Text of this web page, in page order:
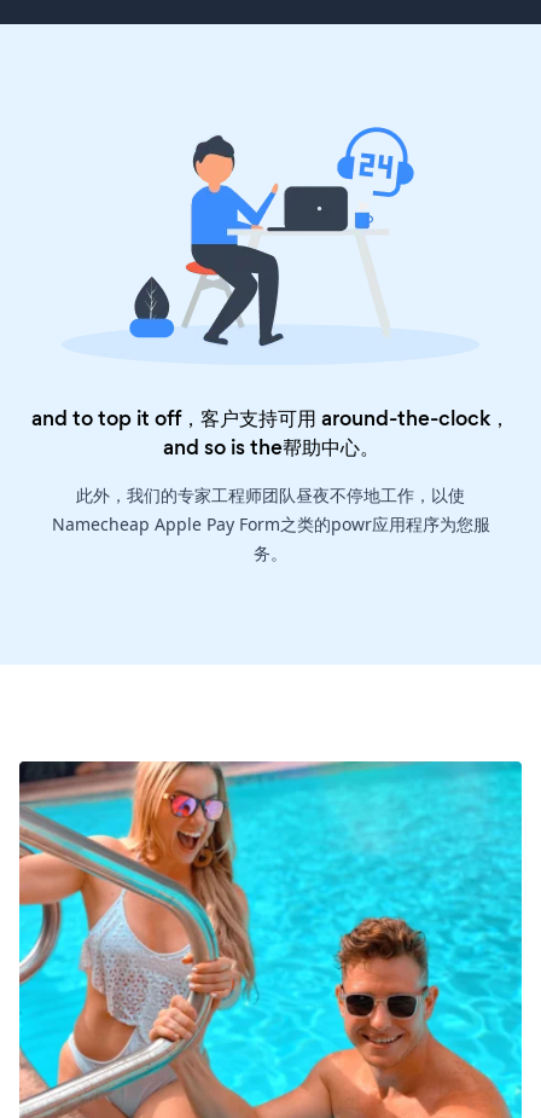
and to top it off，客户支持可用 around-the-clock，
and so is the帮助中心。
此外，我们的专家工程师团队昼夜不停地工作，以使
Namecheap Apple Pay Form之类的powr应用程序为您服
务。